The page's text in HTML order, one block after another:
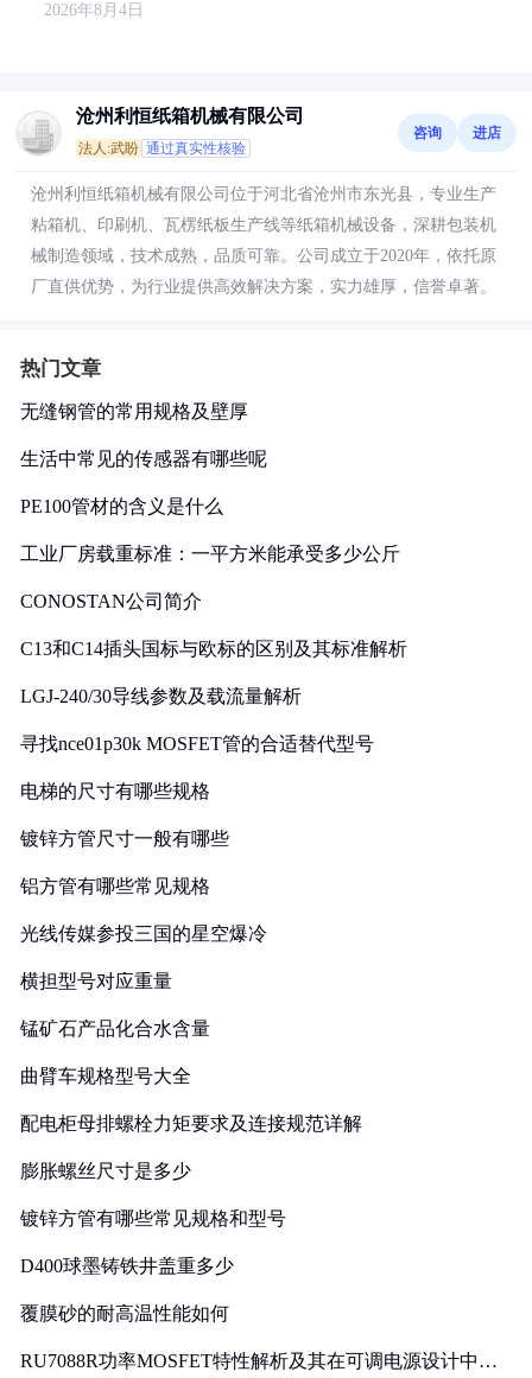
2026年8月4日
沧州利恒纸箱机械有限公司
法人:武盼 通过真实性核验
咨询 进店
沧州利恒纸箱机械有限公司位于河北省沧州市东光县，专业生产
粘箱机、印刷机、瓦楞纸板生产线等纸箱机械设备，深耕包装机
械制造领域，技术成熟，品质可靠。公司成立于2020年，依托原
厂直供优势，为行业提供高效解决方案，实力雄厚，信誉卓著。
热门文章
无缝钢管的常用规格及壁厚
生活中常见的传感器有哪些呢
PE100管材的含义是什么
工业厂房载重标准：一平方米能承受多少公斤
CONOSTAN公司简介
C13和C14插头国标与欧标的区别及其标准解析
LGJ-240/30导线参数及载流量解析
寻找nce01p30k MOSFET管的合适替代型号
电梯的尺寸有哪些规格
镀锌方管尺寸一般有哪些
铝方管有哪些常见规格
光线传媒参投三国的星空爆冷
横担型号对应重量
锰矿石产品化合水含量
曲臂车规格型号大全
配电柜母排螺栓力矩要求及连接规范详解
膨胀螺丝尺寸是多少
镀锌方管有哪些常见规格和型号
D400球墨铸铁井盖重多少
覆膜砂的耐高温性能如何
RU7088R功率MOSFET特性解析及其在可调电源设计中的